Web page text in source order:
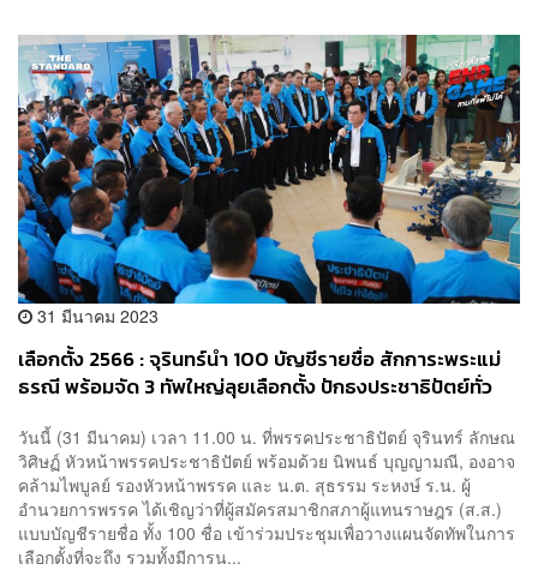
31 มีนาคม 2023
เลือกตั้ง 2566 : จุรินทร์นำ 100 บัญชีรายชื่อ สักการะพระแม่
ธรณี พร้อมจัด 3 ทัพใหญ่ลุยเลือกตั้ง ปักธงประชาธิปัตย์ทั่ว
วันนี้ (31 มีนาคม) เวลา 11.00 น. ที่พรรคประชาธิปัตย์ จุรินทร์ ลักษณ
วิศิษฏ์ หัวหน้าพรรคประชาธิปัตย์ พร้อมด้วย นิพนธ์ บุญญามณี, องอาจ
คล้ามไพบูลย์ รองหัวหน้าพรรค และ น.ต. สุธรรม ระหงษ์ ร.น. ผู้
อำนวยการพรรค ได้เชิญว่าที่ผู้สมัครสมาชิกสภาผู้แทนราษฎร (ส.ส.)
แบบบัญชีรายชื่อ ทั้ง 100 ชื่อ เข้าร่วมประชุมเพื่อวางแผนจัดทัพในการ
เลือกตั้งที่จะถึง รวมทั้งมีการน...